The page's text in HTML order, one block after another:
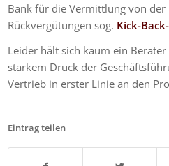
Bank für die Vermittlung von der
Rückvergütungen sog. Kick-
Leider hält sich kaum ein
starkem Druck der
Vertrieb in erster Linie an den
Eintrag teilen